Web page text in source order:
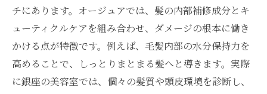
チにあります。オージュアでは、髪の内部補修成分とキ
ューティクルケアを組み合わせ、ダメージの根本に働き
かける点が特徴です。例えば、毛髪内部の水分保持力を
高めることで、しっとりまとまる髪へと導きます。実際
に銀座の美容室では、個々の髪質や頭皮環境を診断し、